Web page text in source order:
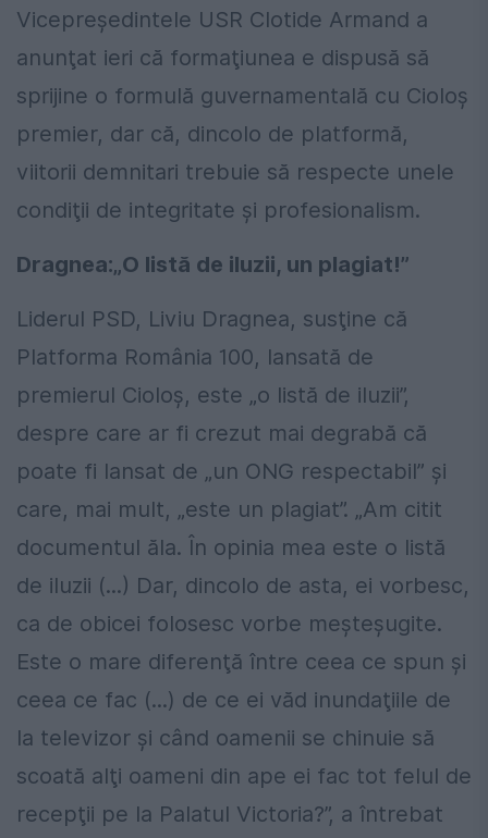
Vicepreşedintele USR Clotide Armand a
anunţat ieri că formaţiunea e dispusă să
sprijine o formulă guvernamentală cu Cioloş
premier, dar că, dincolo de platformă,
viitorii demnitari trebuie să respecte unele
condiţii de integritate şi profesionalism.
Dragnea:„O listă de iluzii, un plagiat!”
Liderul PSD, Liviu Dragnea, susţine că
Platforma România 100, lansată de
premierul Cioloş, este „o listă de iluzii”,
despre care ar fi crezut mai degrabă că
poate fi lansat de „un ONG respectabil” şi
care, mai mult, „este un plagiat”. „Am citit
documentul ăla. În opinia mea este o listă
de iluzii (...) Dar, dincolo de asta, ei vorbesc,
ca de obicei folosesc vorbe meşteşugite.
Este o mare diferenţă între ceea ce spun şi
ceea ce fac (...) de ce ei văd inundaţiile de
la televizor şi când oamenii se chinuie să
scoată alţi oameni din ape ei fac tot felul de
recepţii pe la Palatul Victoria?”, a întrebat